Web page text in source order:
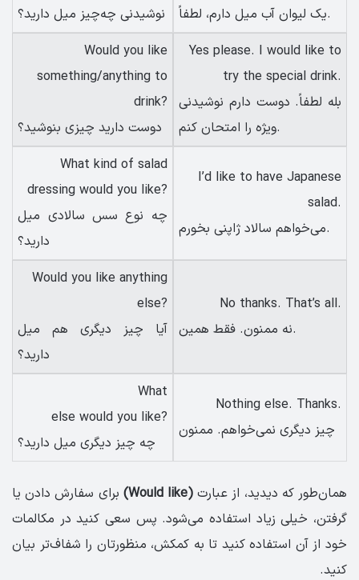
نوشیدنی چه‌چیز میل دارید؟
یک لیوان آب میل دارم، لطفاً.
Would you like
something/anything to
drink?
دوست دارید چیزی بنوشید؟
Yes please. I would like to
try the special drink.
بله لطفاً. دوست دارم نوشیدنی
ویژه را امتحان کنم.
What kind of salad
dressing would you like?
چه نوع سس سالادی میل
دارید؟
I’d like to have Japanese
salad.
می‌خواهم سالاد ژاپنی بخورم.
Would you like anything
else?
آیا چیز دیگری هم میل
دارید؟
No thanks. That’s all.
نه ممنون. فقط همین.
What
else would you like?
چه چیز دیگری میل دارید؟
Nothing else. Thanks.
چیز دیگری نمی‌خواهم. ممنون
همان‌طور که دیدید، از عبارت(Would like)
برای سفارش دادن یا
گرفتن، خیلی زیاد استفاده می‌شود. پس سعی کنید در مکالمات
خود از آن استفاده کنید تا به کمکش، منظورتان را شفاف‌تر بیان
کنید.